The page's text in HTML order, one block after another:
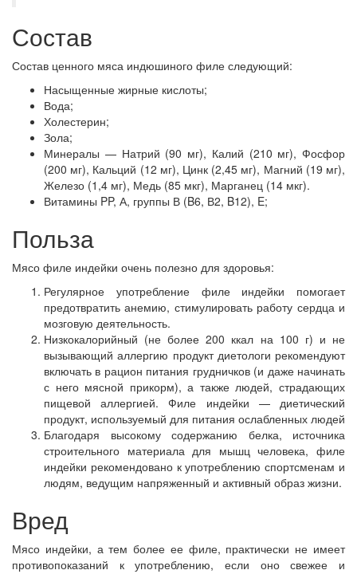
Состав
Состав ценного мяса индюшиного филе следующий:
Насыщенные жирные кислоты;
Вода;
Холестерин;
Зола;
Минералы — Натрий (90 мг), Калий (210 мг), Фосфор
(200 мг), Кальций (12 мг), Цинк (2,45 мг), Магний (19 мг),
Железо (1,4 мг), Медь (85 мкг), Марганец (14 мкг).
Витамины PP, А, группы В (B6, В2, B12), E;
Польза
Мясо филе индейки очень полезно для здоровья:
Регулярное употребление филе индейки помогает
предотвратить анемию, стимулировать работу сердца и
мозговую деятельность.
Низкокалорийный (не более 200 ккал на 100 г) и не
вызывающий аллергию продукт диетологи рекомендуют
включать в рацион питания грудничков (и даже начинать
с него мясной прикорм), а также людей, страдающих
пищевой аллергией. Филе индейки — диетический
продукт, используемый для питания ослабленных людей
Благодаря высокому содержанию белка, источника
строительного материала для мышц человека, филе
индейки рекомендовано к употреблению спортсменам и
людям, ведущим напряженный и активный образ жизни.
Вред
Мясо индейки, а тем более ее филе, практически не имеет
противопоказаний к употреблению, если оно свежее и